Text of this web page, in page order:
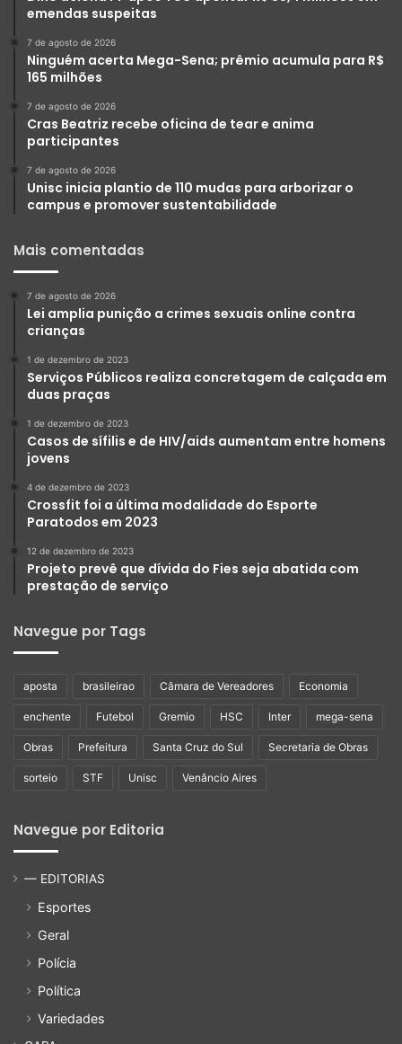
emendas suspeitas
7 de agosto de 2026
Ninguém acerta Mega-Sena; prêmio acumula para R$
165 milhões
7 de agosto de 2026
Cras Beatriz recebe oficina de tear e anima
participantes
7 de agosto de 2026
Unisc inicia plantio de 110 mudas para arborizar o
campus e promover sustentabilidade
Mais comentadas
7 de agosto de 2026
Lei amplia punição a crimes sexuais online contra
crianças
1 de dezembro de 2023
Serviços Públicos realiza concretagem de calçada em
duas praças
1 de dezembro de 2023
Casos de sífilis e de HIV/aids aumentam entre homens
jovens
4 de dezembro de 2023
Crossfit foi a última modalidade do Esporte
Paratodos em 2023
12 de dezembro de 2023
Projeto prevê que dívida do Fies seja abatida com
prestação de serviço
Navegue por Tags
aposta brasileirao Câmara de Vereadores Economia
enchente Futebol Gremio HSC Inter mega-sena
Obras Prefeitura Santa Cruz do Sul Secretaria de Obras
sorteio STF Unisc Venâncio Aires
Navegue por Editoria
— EDITORIAS
Esportes
Geral
Polícia
Política
Variedades